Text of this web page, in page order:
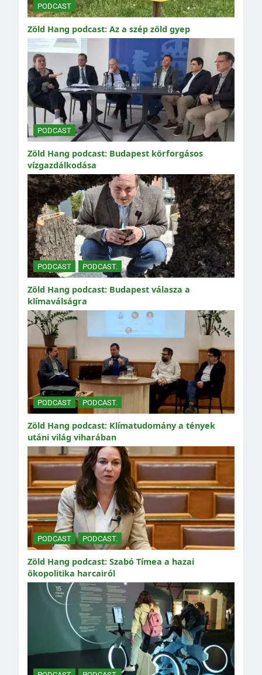
PODCAST
Zöld Hang podcast: Az a szép zöld gyep
PODCAST
Zöld Hang podcast: Budapest körforgásos
vízgazdálkodása
PODCAST PODCAST.
Zöld Hang podcast: Budapest válasza a
klímaválságra
PODCAST PODCAST.
Zöld Hang podcast: Klímatudomány a tények
utáni világ viharában
PODCAST PODCAST.
Zöld Hang podcast: Szabó Tímea a hazai
ökopolitika harcairól